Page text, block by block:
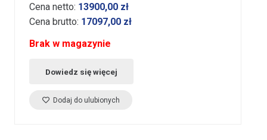
Cena netto: 13900,00 zł
Cena brutto: 17097,00 zł
Brak w magazynie
Dowiedz się więcej
Dodaj do ulubionych